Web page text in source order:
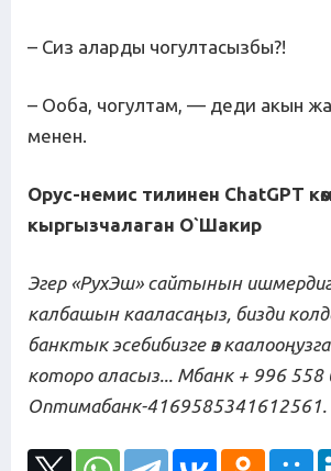
– Сиз аларды чогултасызбы?!
– Ооба, чогултам, — деди акын
менен.
Орус-немис тилинен ChatGPT
кыргызчалаган О`Шакир
Эгер «РухЭш» сайтынын
калбашын кааласаңыз, бизди
банктык эсебибизге өз
которо аласыз... Мбанк + 996 558
Оптимабанк-4169585341612561.